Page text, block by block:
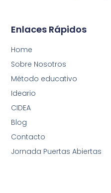
Enlaces Rápidos
Home
Sobre Nosotros
Método educativo
Ideario
CIDEA
Blog
Contacto
Jornada Puertas Abiertas